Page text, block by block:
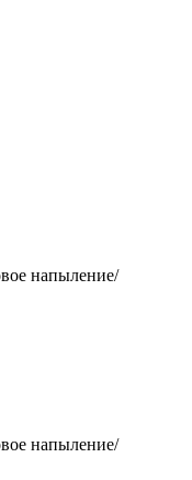
напыление/
напыление/